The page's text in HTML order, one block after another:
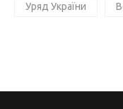
Уряд України